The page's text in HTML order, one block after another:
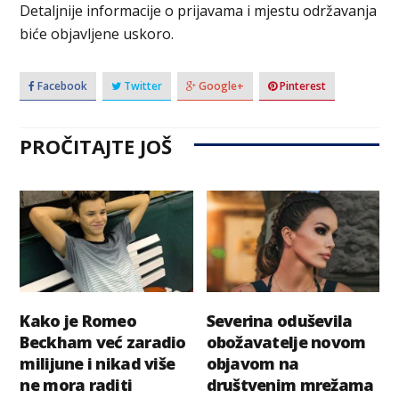
Detaljnije informacije o prijavama i mjestu održavanja
biće objavljene uskoro.
Facebook Twitter Google+ Pinterest
PROČITAJTE JOŠ
Kako je Romeo
Beckham već zaradio
milijune i nikad više
ne mora raditi
Severina oduševila
obožavatelje novom
objavom na
društvenim mrežama